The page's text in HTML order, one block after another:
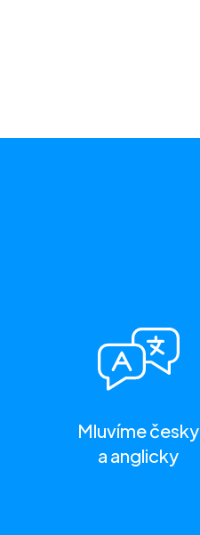
Mluvíme česky
a anglicky